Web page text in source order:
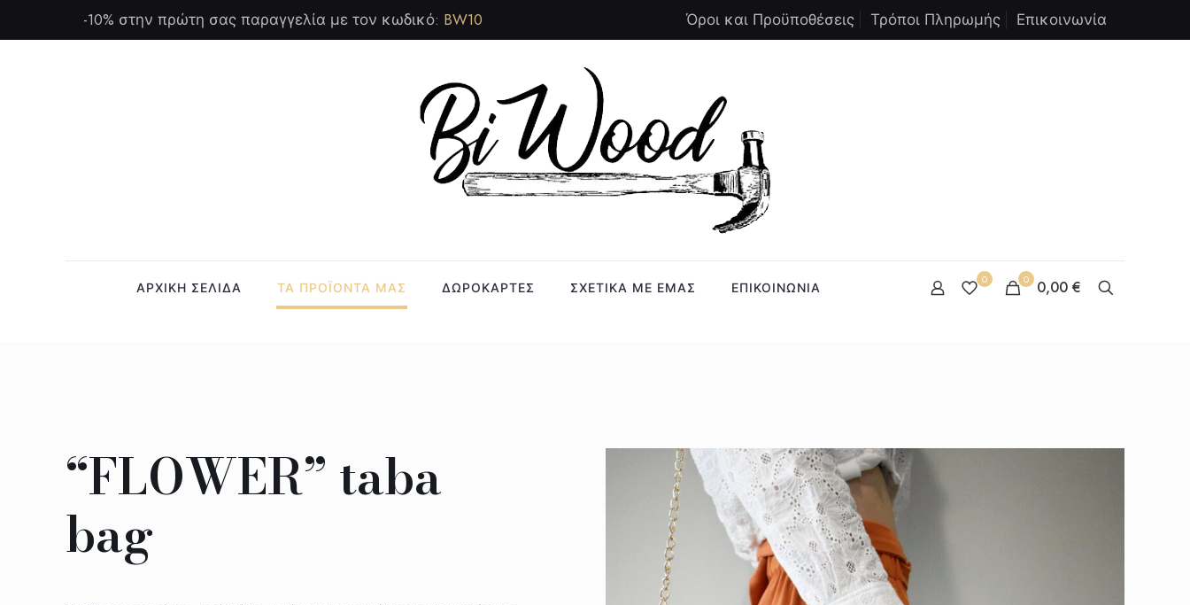
-10% στην πρώτη σας παραγγελία με τον κωδικό: BW10 Όροι και Προϋποθέσεις Τρόποι Πληρωμής Επικοινωνία
ΑΡΧΙΚΗ ΣΕΛΙΔΑ ΤΑ ΠΡΟΪΟΝΤΑ ΜΑΣ ΔΩΡΟΚΑΡΤΕΣ ΣΧΕΤΙΚΑ ΜΕ ΕΜΑΣ ΕΠΙΚΟΙΝΩΝΙΑ 0 0 0,00 €
“FLOWER” taba
bag